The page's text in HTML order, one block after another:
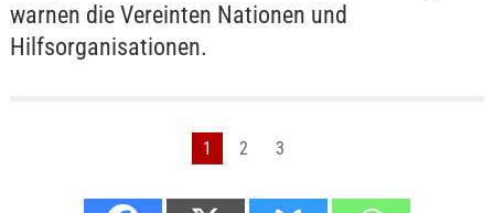
warnen die Vereinten Nationen und
Hilfsorganisationen.
1 2 3